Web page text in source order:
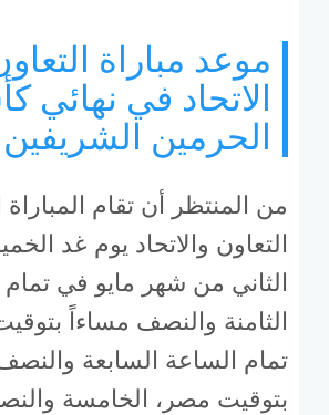
موعد مباراة
الاتحاد في نهائي
الحرمين الشريفين
من المنتظر أن تقام المباراة
التعاون والاتحاد يوم غد
الثاني من شهر مايو في
الثامنة والنصف مساءاً
تمام الساعة السابعة
بتوقيت مصر، الخامسة